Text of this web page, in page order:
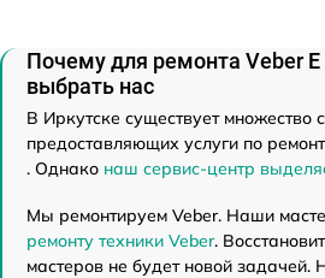
Почему для ремонта Veber E
выбрать нас
В Иркутске существует множество
предоставляющих услуги по
. Однако наш сервис-центр
Мы ремонтируем Veber. Наши
ремонту техники Veber.
мастеров не будет новой задачей.